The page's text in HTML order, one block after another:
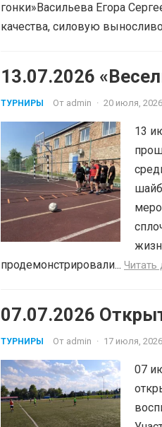
гонки»Васильева Егора
качества, силовую
13.07.2026
ТУРНИРЫ От admin · 20 июля, 2026
13
продемонстрировали... Читать
07.07.2026
ТУРНИРЫ От admin · 17 июля, 2026
07